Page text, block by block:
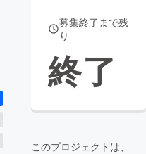
募集終了まで残
り
終了
このプロジェクトは、